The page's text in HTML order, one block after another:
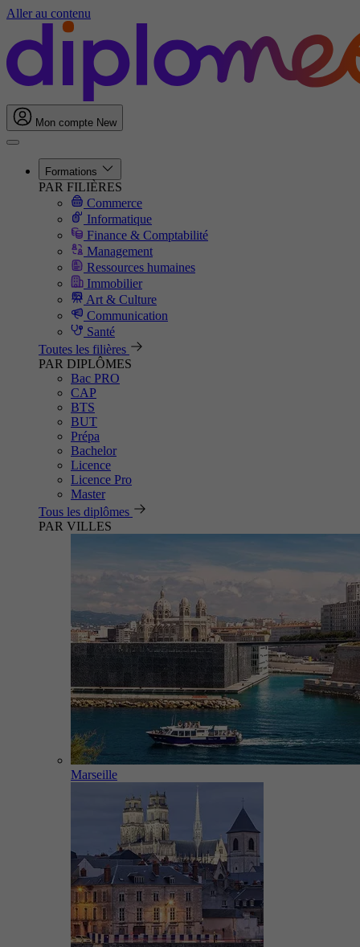
Aller au contenu
Mon compte New
Formations
PAR FILIÈRES
Commerce
Informatique
Finance & Comptabilité
Management
Ressources humaines
Immobilier
Art & Culture
Communication
Santé
Toutes les filières
PAR DIPLÔMES
Bac PRO
CAP
BTS
BUT
Prépa
Bachelor
Licence
Licence Pro
Master
Tous les diplômes
PAR VILLES
Marseille